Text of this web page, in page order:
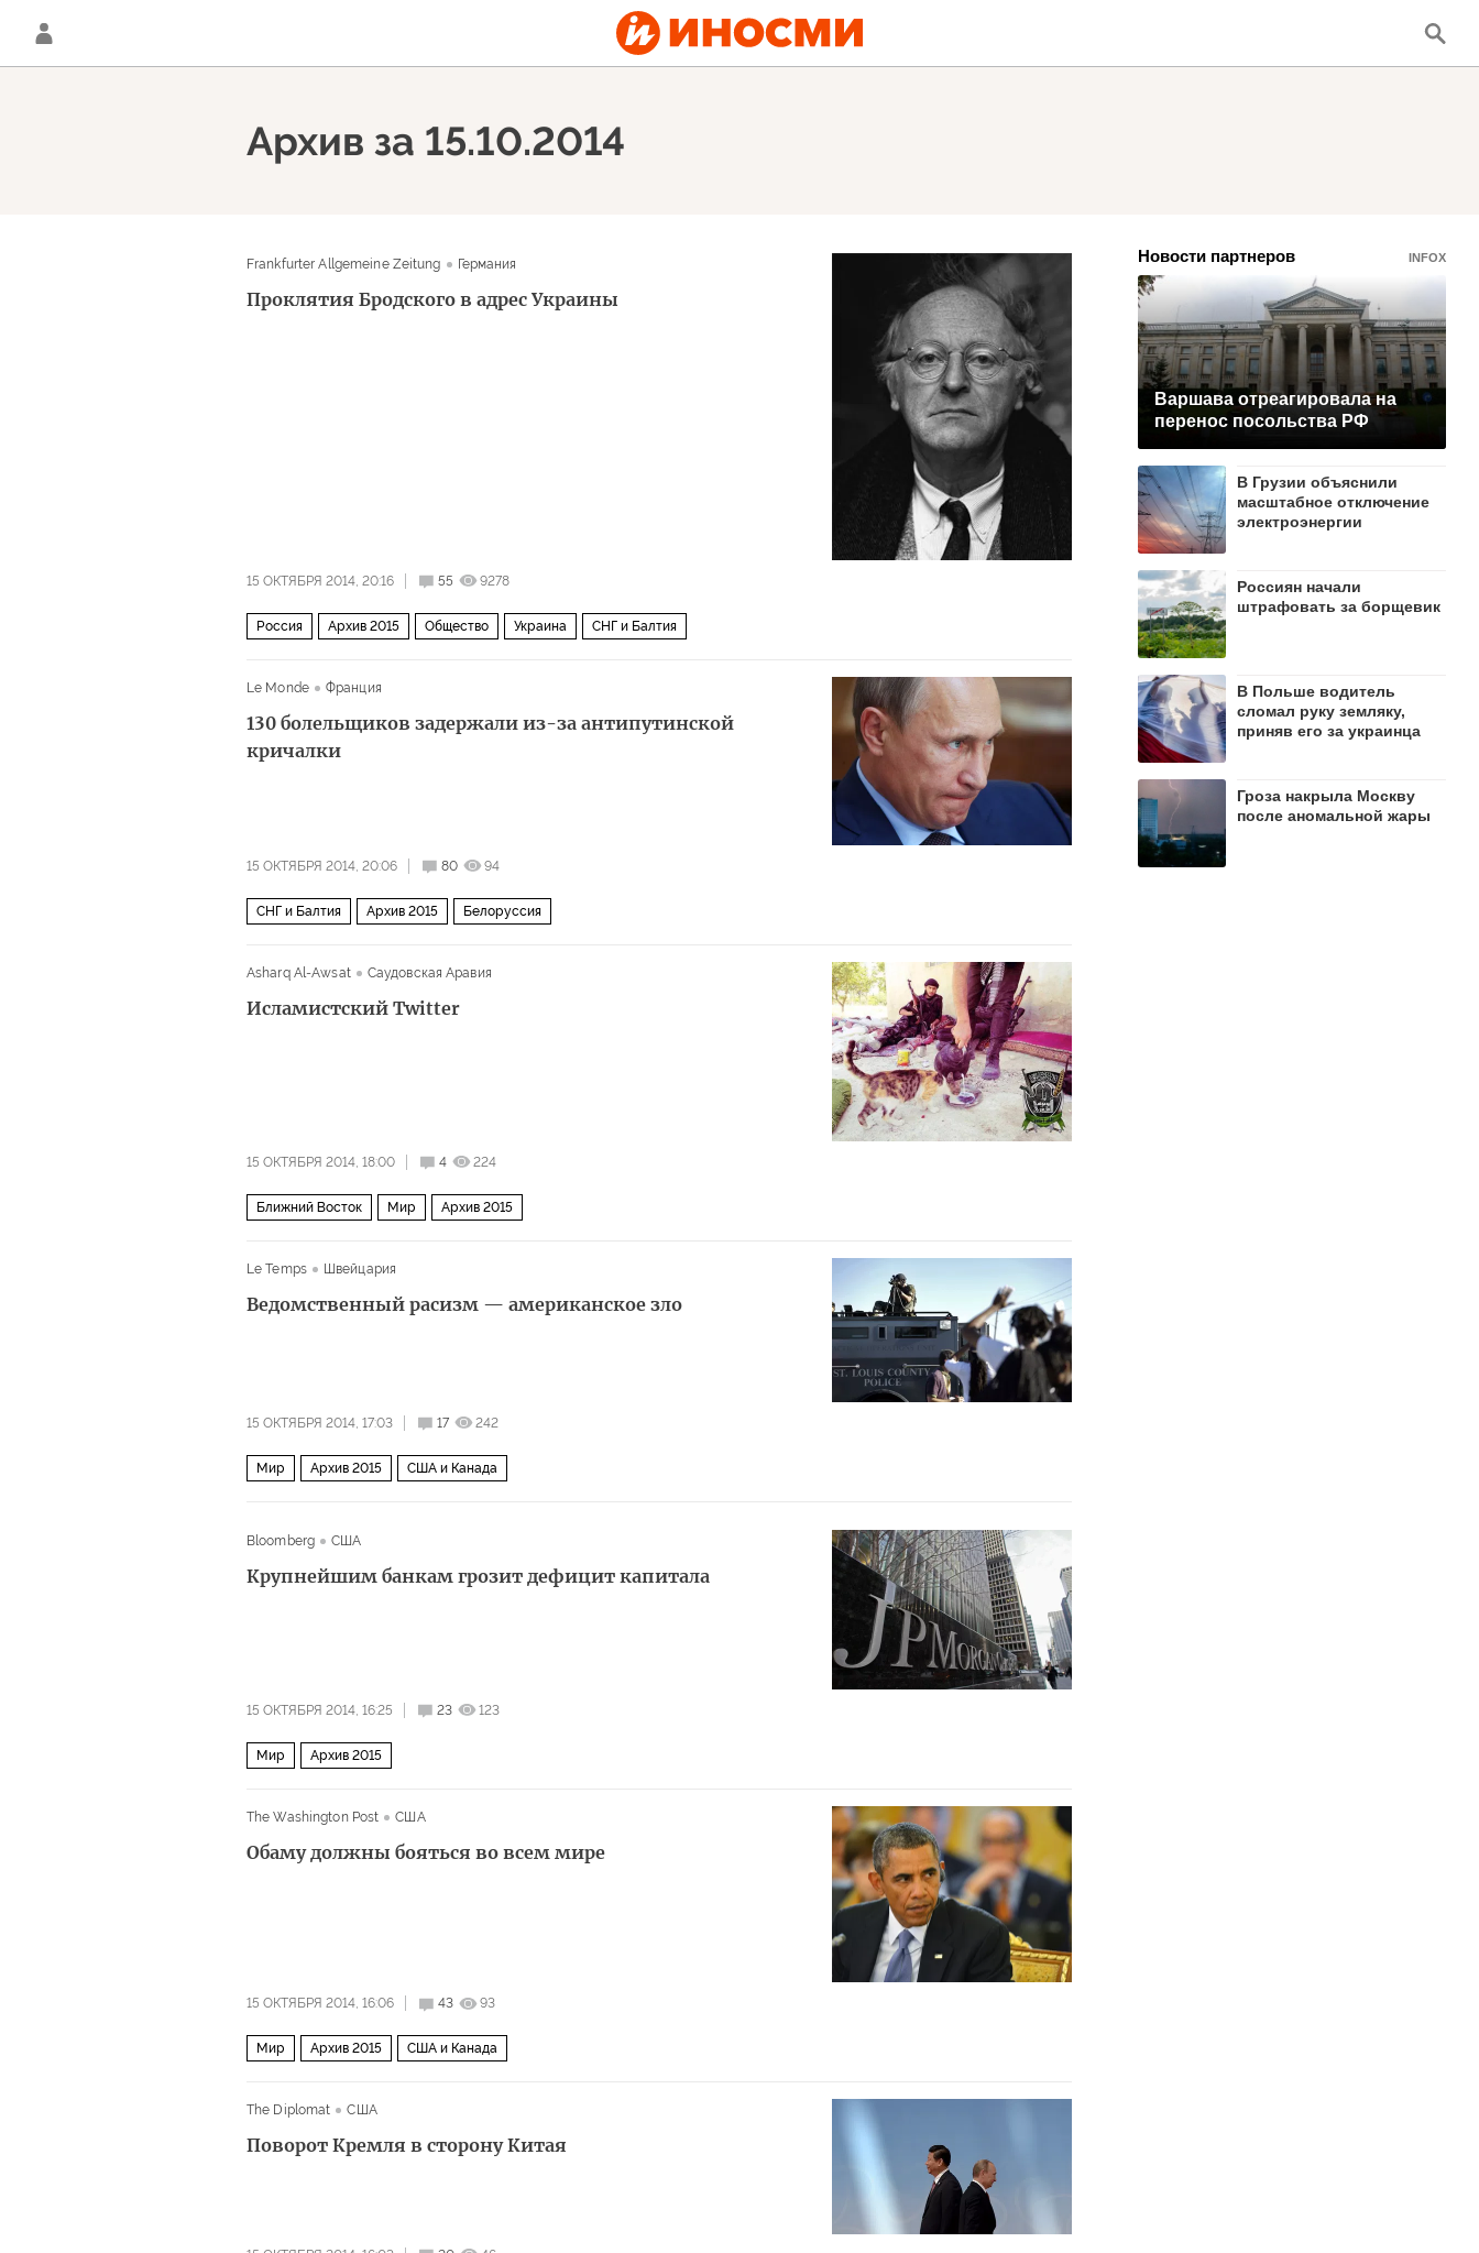
Архив за 15.10.2014
Frankfurter Allgemeine Zeitung Германия
Проклятия Бродского в адрес Украины
15 ОКТЯБРЯ 2014, 20:16 55 9278
Россия Архив 2015 Общество Украина СНГ и Балтия
Le Monde Франция
130 болельщиков задержали из-за антипутинской
кричалки
15 ОКТЯБРЯ 2014, 20:06 80 94
СНГ и Балтия Архив 2015 Белоруссия
Asharq Al-Awsat Саудовская Аравия
Исламистский Twitter
15 ОКТЯБРЯ 2014, 18:00 4 224
Ближний Восток Мир Архив 2015
Le Temps Швейцария
Ведомственный расизм — американское зло
15 ОКТЯБРЯ 2014, 17:03 17 242
Мир Архив 2015 США и Канада
Bloomberg США
Крупнейшим банкам грозит дефицит капитала
15 ОКТЯБРЯ 2014, 16:25 23 123
Мир Архив 2015
The Washington Post США
Обаму должны бояться во всем мире
15 ОКТЯБРЯ 2014, 16:06 43 93
Мир Архив 2015 США и Канада
The Diplomat США
Поворот Кремля в сторону Китая
Новости партнеров INFOX
Варшава отреагировала на
перенос посольства РФ
В Грузии объяснили
масштабное отключение
электроэнергии
Россиян начали
штрафовать за борщевик
В Польше водитель
сломал руку земляку,
приняв его за украинца
Гроза накрыла Москву
после аномальной жары